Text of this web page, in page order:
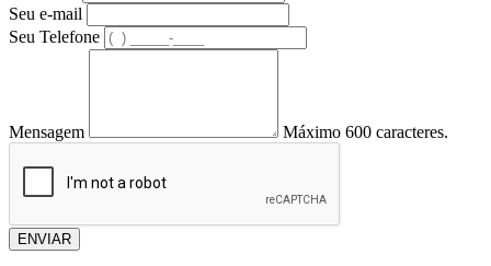
Seu e-mail
Seu Telefone
Mensagem Máximo 600 caracteres.
ENVIAR